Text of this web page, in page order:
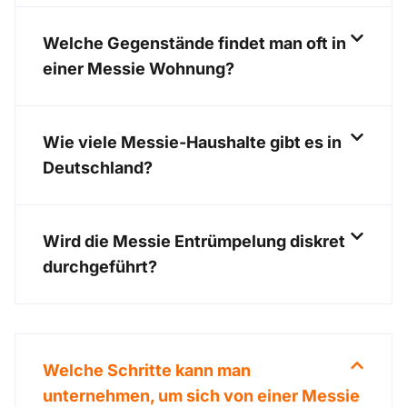
Welche Gegenstände findet man oft in
einer Messie Wohnung?
Wie viele Messie-Haushalte gibt es in
Deutschland?
Wird die Messie Entrümpelung diskret
durchgeführt?
Welche Schritte kann man
unternehmen, um sich von einer Messie